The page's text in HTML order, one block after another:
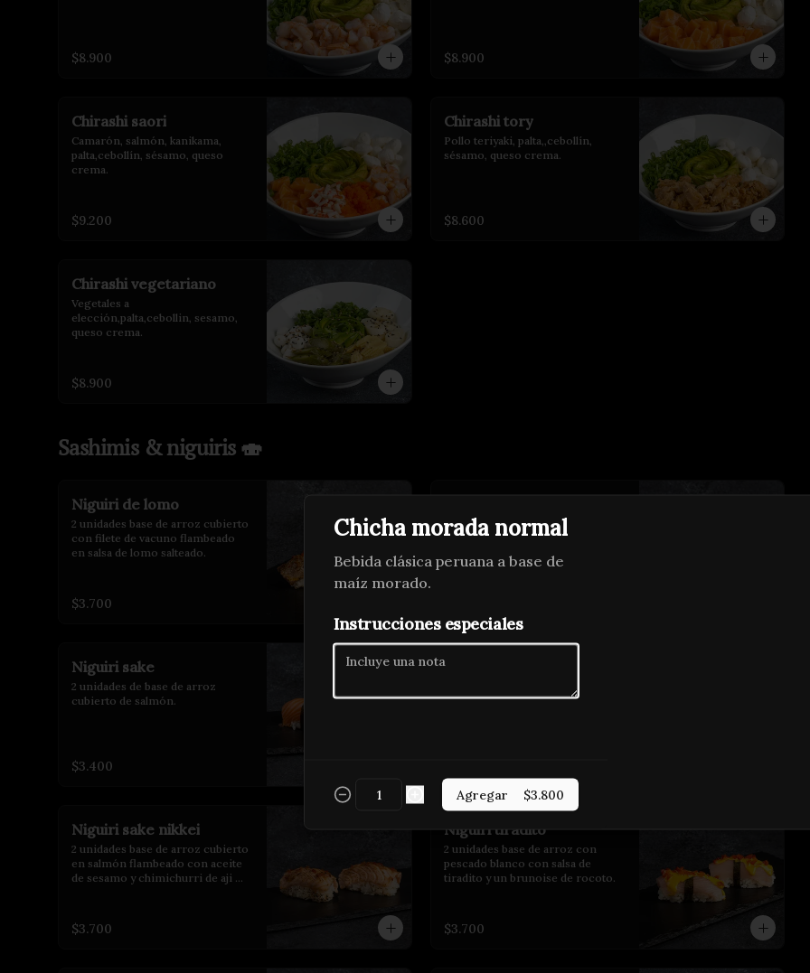
$8.900 $8.900
Chirashi saori
Camarón, salmón, kanikama,
palta,cebollín, sésamo, queso
crema.
$9.200
Chirashi tory
Pollo teriyaki, palta,,cebollín,
sésamo, queso crema.
$8.600
Chirashi vegetariano
Vegetales a
elección,palta,cebollin, sesamo,
queso crema.
$8.900
Sashimis & niguiris 🍣
Niguiri de lomo
2 unidades base de arroz cubierto
con filete de vacuno flambeado
en salsa de lomo salteado.
$3.700
2 unidades base de arroz cubierto
de camarón.
Niguiri sake
2 unidades de base de arroz
cubierto de salmón.
$3.400
Niguiri sake acevichado
de salmón y salsa acevichada con
Niguiri sake nikkei
2 unidades base de arroz cubierto
en salmón flambeado con aceite
de sesamo y chimichurri de aji
$3.700
Niguiri tiradito
2 unidades base de arroz con
pescado blanco con salsa de
tiradito y un brunoise de rocoto.
$3.700
Chicha morada normal
Bebida clásica peruana a base de
maíz morado.
Instrucciones especiales
Agregar $3.800